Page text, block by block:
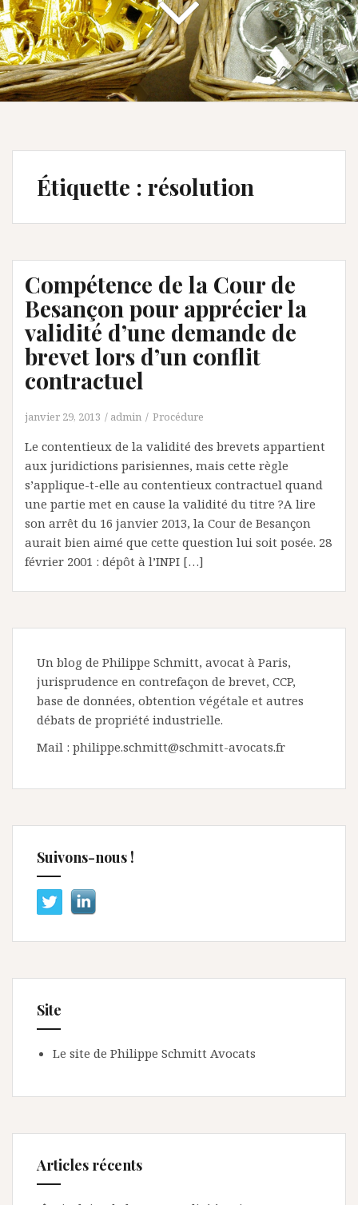
Étiquette : résolution
Compétence de la Cour de
Besançon pour apprécier la
validité d’une demande de
brevet lors d’un conflit
contractuel
janvier 29, 2013 admin Procédure
Le contentieux de la validité des brevets appartient
aux juridictions parisiennes, mais cette règle
s’applique-t-elle au contentieux contractuel quand
une partie met en cause la validité du titre ?A lire
son arrêt du 16 janvier 2013, la Cour de Besançon
aurait bien aimé que cette question lui soit posée. 28
février 2001 : dépôt à l’INPI […]
Un blog de Philippe Schmitt, avocat à Paris,
jurisprudence en contrefaçon de brevet, CCP,
base de données, obtention végétale et autres
débats de propriété industrielle.
Mail : philippe.schmitt@schmitt-avocats.fr
Suivons-nous !
Site
Le site de Philippe Schmitt Avocats
Articles récents